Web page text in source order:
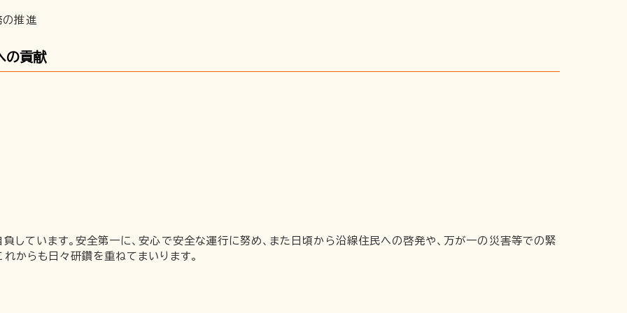
の推進
の貢献
しています。安全第一に、安心で安全な運行に努め、また日頃から沿線住民への啓発や、万が一の災害等での緊
からも日々研鑽を重ねてまいります。